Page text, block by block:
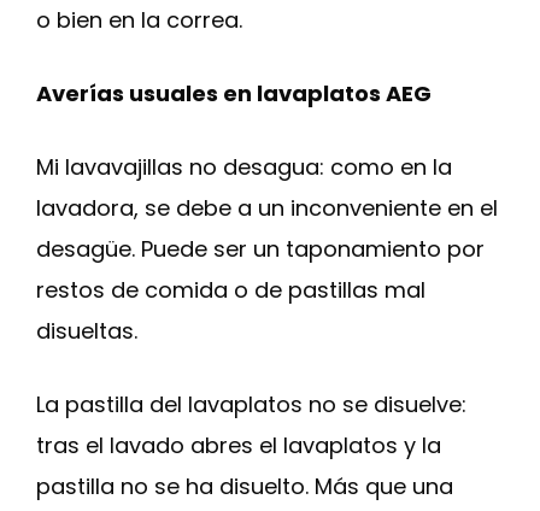
o bien en la correa.
Averías usuales en lavaplatos AEG
Mi lavavajillas no desagua: como en la
lavadora, se debe a un inconveniente en el
desagüe. Puede ser un taponamiento por
restos de comida o de pastillas mal
disueltas.
La pastilla del lavaplatos no se disuelve:
tras el lavado abres el lavaplatos y la
pastilla no se ha disuelto. Más que una